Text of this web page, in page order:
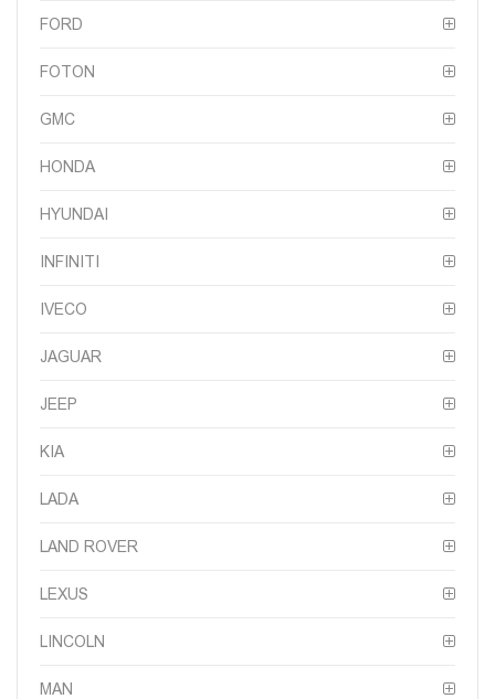
FORD
FOTON
GMC
HONDA
HYUNDAI
INFINITI
IVECO
JAGUAR
JEEP
KIA
LADA
LAND ROVER
LEXUS
LINCOLN
MAN